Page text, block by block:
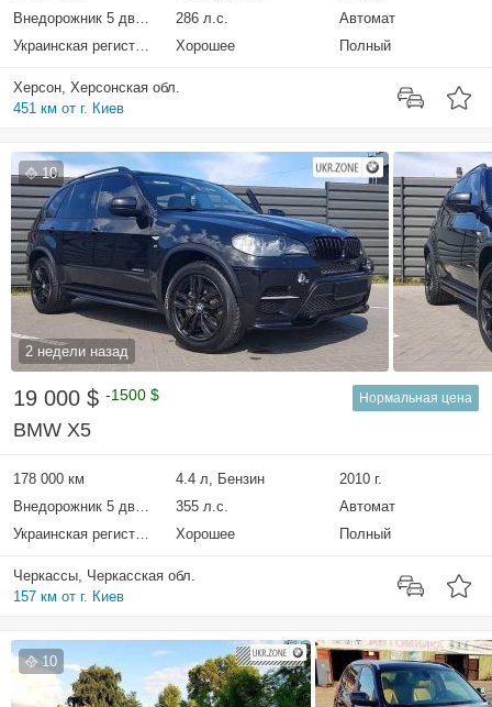
Внедорожник 5 дверей
286 л.с.
Автомат
Украинская регистрация
Хорошее Полный
Херсон, Херсонская обл.
451 км от г. Киев
10
2 недели назад
19 000 $ -1500 $ Нормальная цена
BMW X5
178 000 км 4.4 л, Бензин
2010 г.
Внедорожник 5 дверей
355 л.с.
Автомат
Украинская регистрация
Хорошее Полный
Черкассы, Черкасская обл.
157 км от г. Киев
10